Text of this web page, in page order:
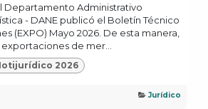
Departamento Administrativo
- DANE publicó el Boletín Técnico
(EXPO) Mayo 2026. De esta manera,
de mer...
2026
Jurídico